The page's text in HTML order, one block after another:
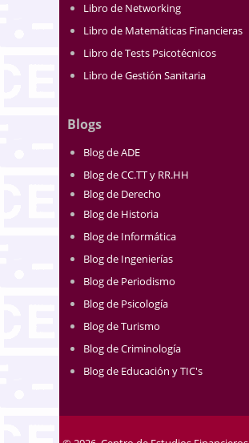
Libro de Networking
Libro de Matemáticas Financieras
Libro de Tests Psicotécnicos
Libro de Gestión Sanitaria
Blogs
Blog de ADE
Blog de CC.TT y RR.HH
Blog de Derecho
Blog de Historia
Blog de Informática
Blog de Ingenierías
Blog de Periodismo
Blog de Psicología
Blog de Turismo
Blog de Criminología
Blog de Educación y TIC's